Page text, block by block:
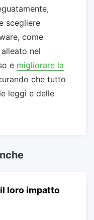
scegliere
come
nel
e migliorare la
che tutto
leggi e delle
loro impatto